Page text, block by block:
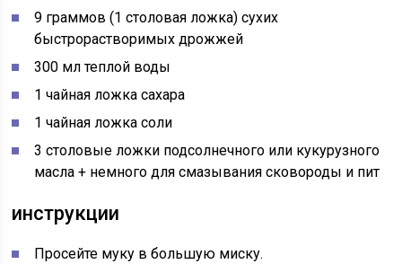
9 граммов (1 столовая ложка) сухих
быстрорастворимых дрожжей
300 мл теплой воды
1 чайная ложка сахара
1 чайная ложка соли
3 столовые ложки подсолнечного или кукурузного
масла + немного для смазывания сковороды и пит
инструкции
Просейте муку в большую миску.